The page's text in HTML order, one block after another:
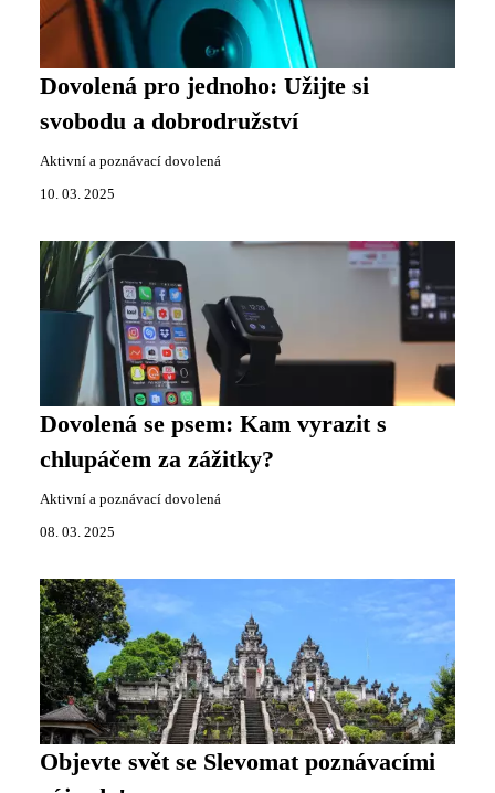
Dovolená pro jednoho: Užijte si
svobodu a dobrodružství
Aktivní a poznávací dovolená
10. 03. 2025
Dovolená se psem: Kam vyrazit s
chlupáčem za zážitky?
Aktivní a poznávací dovolená
08. 03. 2025
Objevte svět se Slevomat poznávacími